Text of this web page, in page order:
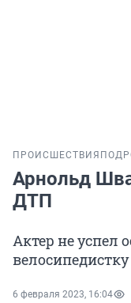
ПРОИСШЕСТВИЯ
Арнольд
ДТП
Актер не успел
велосипедистку
6 февраля 2023, 16:04